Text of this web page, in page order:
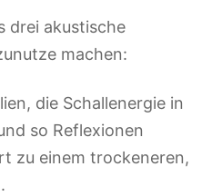
drei akustische
machen:
die Schallenergie in
so Reflexionen
zu einem trockeneren,